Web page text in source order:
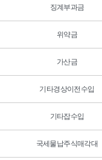
징계부과금
위약금
가산금
기타경상이전수입
기타잡수입
국세물납주식매각대